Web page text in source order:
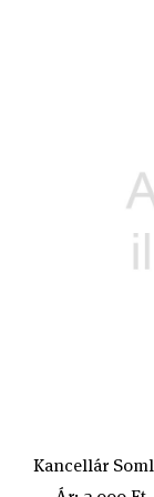
Kancellár